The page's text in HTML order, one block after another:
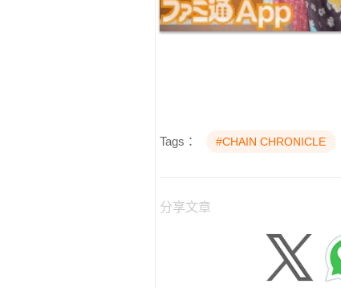
Tags： #CHAIN CHRONICLE
分享文章